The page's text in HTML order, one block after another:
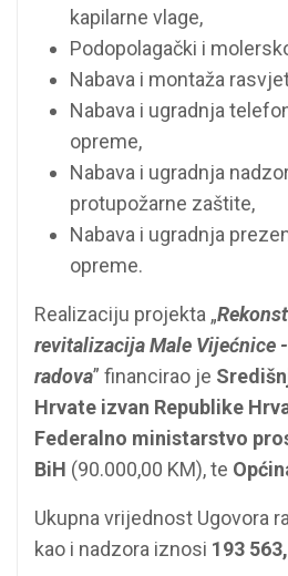
kapilarne vlage,
Podopolagački i
Nabava i montaža
Nabava i ugradnja
opreme,
Nabava i ugradnja
protupožarne zaštite,
Nabava i ugradnja
opreme.
Realizaciju projekta „
revitalizacija Male Vijećnice
radova” financirao je
Hrvate izvan Republike
Federalno ministarstvo
BiH (90.000,00 KM), te
Ukupna vrijednost Ugovora
kao i nadzora iznosi 193